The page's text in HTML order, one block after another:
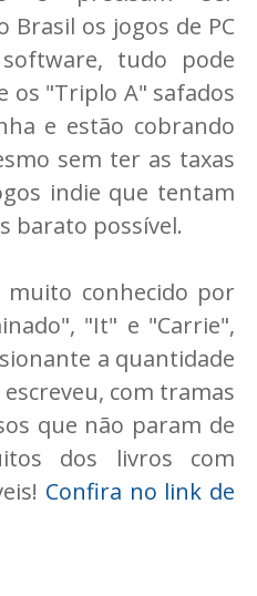
Brasil os jogos de PC
tudo pode
os "Triplo A" safados
e estão cobrando
sem ter as taxas
indie que tentam
barato possível.
muito conhecido por
"It" e "Carrie",
a quantidade
com tramas
que não param de
dos livros com
Confira no link de